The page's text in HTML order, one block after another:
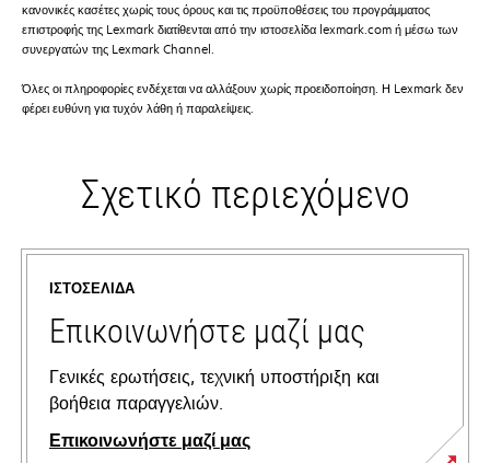
κανονικές κασέτες χωρίς τους όρους και τις προϋποθέσεις του προγράμματος
επιστροφής της Lexmark διατίθενται από την ιστοσελίδα lexmark.com ή μέσω των
συνεργατών της Lexmark Channel.
Όλες οι πληροφορίες ενδέχεται να αλλάξουν χωρίς προειδοποίηση. Η Lexmark δεν
φέρει ευθύνη για τυχόν λάθη ή παραλείψεις.
Σχετικό περιεχόμενο
ΙΣΤΟΣΕΛΊΔΑ
Επικοινωνήστε μαζί μας
Γενικές ερωτήσεις, τεχνική υποστήριξη και
βοήθεια παραγγελιών.
Επικοινωνήστε μαζί μας